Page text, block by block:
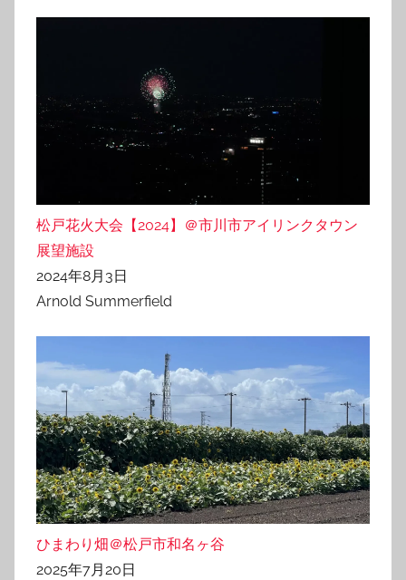
松戸花火大会【2024】＠市川市アイリンクタウン
展望施設
2024年8月3日
Arnold Summerfield
ひまわり畑＠松戸市和名ヶ谷
2025年7月20日